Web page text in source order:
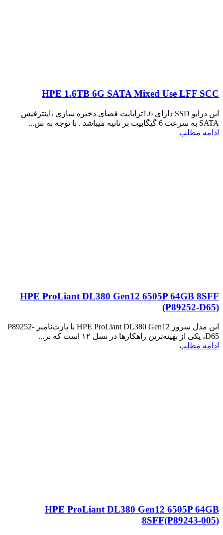
HPE 1.6TB 6G SATA Mixed Use LFF SCC
این درایو SSD دارای 1.6ترابایت فضای ذخیره سازی ،اینترفیس
SATA به سرعت 6 گیگابیت بر ثانیه میباشد . با توجه به س...
ادامه مطلب
HPE ProLiant DL380 Gen12 6505P 64GB 8SFF
(P89252‑D65)
این مدل سرور HPE ProLiant DL380 Gen12 با پارت‌نامبر P89252-
D65، یکی از بهینه‌ترین راهکارها در نسل ۱۲ است که بر...
ادامه مطلب
HPE ProLiant DL380 Gen12 6505P 64GB
8SFF(P89243‑005)